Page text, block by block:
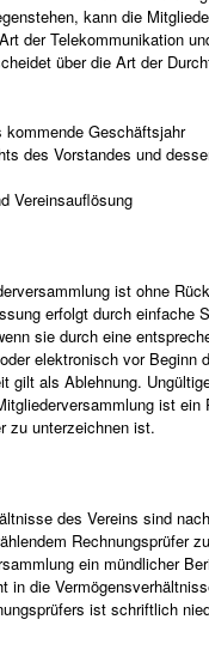
kann die
der Telekommunikation
über die Art der
Geschäftsjahr
des Vorstandes und
Vereinsauflösung
ist ohne
erfolgt durch einfache
sie durch eine
elektronisch vor Beginn
gilt als Ablehnung.
ist
zu unterzeichnen ist.
des Vereins sind
Rechnungsprüfer
ein mündlicher
in die
ist schriftlich